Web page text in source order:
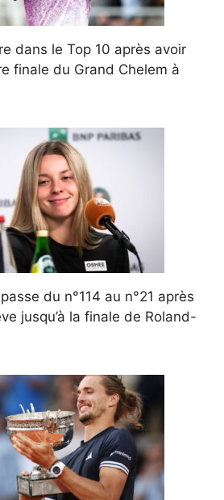
dans le Top 10 après avoir
finale du Grand Chelem à
du n°114 au n°21 après
jusqu’à la finale de Roland-